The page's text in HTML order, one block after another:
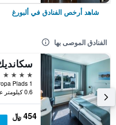
شاهد أرخص الفنادق في ألبورغ
الفنادق الموصى بها
4 نجوم
0.6 كيلومتر عن وسط المدينة
454 ﷼